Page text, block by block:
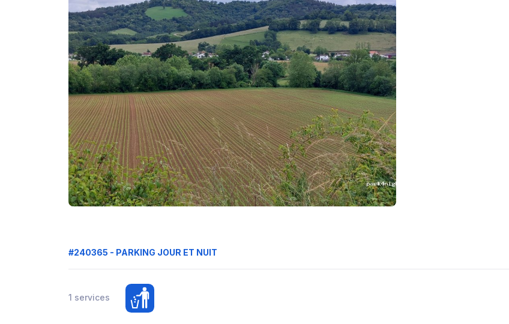
#240365 - PARKING JOUR ET NUIT
1 services